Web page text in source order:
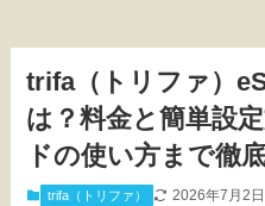
trifa（トリファ）
は？料金と簡単設
ドの使い方まで徹
trifa（トリファ） 2026年7月2日